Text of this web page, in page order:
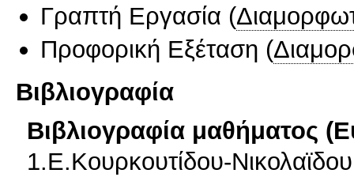
Γραπτή Εργασία (
Προφορική Εξέταση (
Βιβλιογραφία
Βιβλιογραφία μαθήματος
1.Ε.Κουρκουτίδου-